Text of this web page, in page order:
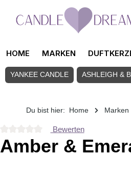
Zum Hauptinhalt springen
HOME MARKEN
YANKEE CANDLE ASHLEIGH &
Du bist hier: Home Marken
Durchschnittliche Bewertung von 0
Bewerten
Amber &